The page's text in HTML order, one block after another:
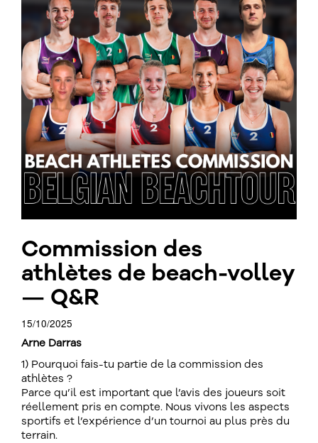
Commission des
athlètes de beach-volley
— Q&R
15/10/2025
Arne Darras
1) Pourquoi fais-tu partie de la commission des
athlètes ?
Parce qu’il est important que l’avis des joueurs soit
réellement pris en compte. Nous vivons les aspects
sportifs et l’expérience d’un tournoi au plus près du
terrain.